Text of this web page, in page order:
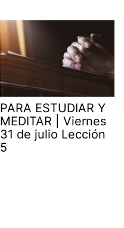
PARA ESTUDIAR Y
MEDITAR | Viernes
31 de julio Lección
5